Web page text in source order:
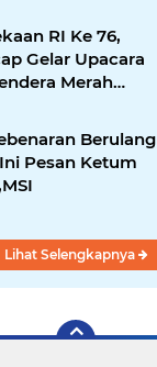
RI Ke 76,
Gelar Upacara
Merah
Berulang
Pesan Ketum
Lihat Selengkapnya